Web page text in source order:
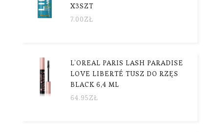
X3SZT
7.00ZŁ
L’OREAL PARIS LASH PARADISE
LOVE LIBERTÉ TUSZ DO RZĘS
BLACK 6,4 ML
64.95ZŁ